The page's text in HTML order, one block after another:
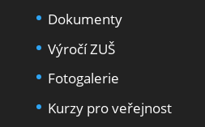
Dokumenty
Výročí ZUŠ
Fotogalerie
Kurzy pro veřejnost